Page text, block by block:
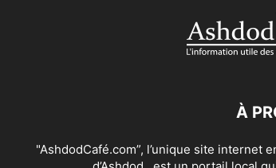
À
"AshdodCafé.com”, l’unique site internet